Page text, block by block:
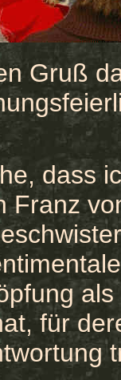
Gruß
dass
Franz
für